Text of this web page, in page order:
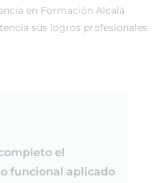
en Formación Alcalá
sus logros profesionales.
el
funcional aplicado